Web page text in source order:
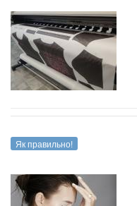
Як правильно!